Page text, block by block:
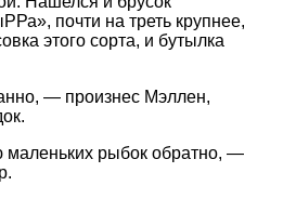
почти на треть крупнее,
этого сорта, и бутылка
— произнес Мэллен,
маленьких рыбок обратно, —